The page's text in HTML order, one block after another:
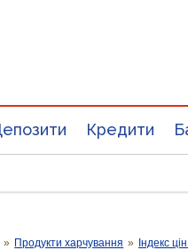
Кредити
» Продукти харчування » Індекс